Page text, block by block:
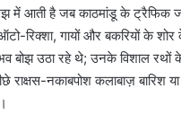
में आती है जब काठमांडू के ट्रैफिक
रिक्शा, गायों और बकरियों के
उठा रहे थे; उनके विशाल रथों
राक्षस-नकाबपोश कलाबाज़ बारिश